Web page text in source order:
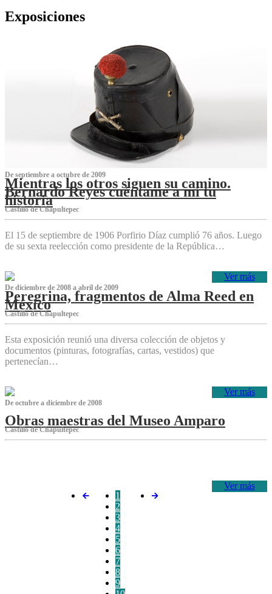
Exposiciones
De septiembre a octubre de 2009
Mientras los otros siguen su camino.
Bernardo Reyes cuéntame a mí tu
historia
Castillo de Chapultepec
El 15 de septiembre de 1906 Porfirio Díaz cumplió 76 años. Luego
de su sexta reelección como presidente de la República…
Ver más
De diciembre de 2008 a abril de 2009
Peregrina, fragmentos de Alma Reed en
México
Castillo de Chapultepec
Esta exposición reunió una diversa colección de objetos y
documentos (pinturas, fotografías, cartas, vestidos) que
pertenecían…
Ver más
De octubre a diciembre de 2008
Obras maestras del Museo Amparo
Castillo de Chapultepec
Ver más
1
2
3
4
5
6
7
8
9